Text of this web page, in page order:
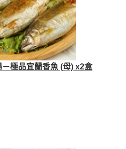
極品宜蘭香魚 (母) x2盒